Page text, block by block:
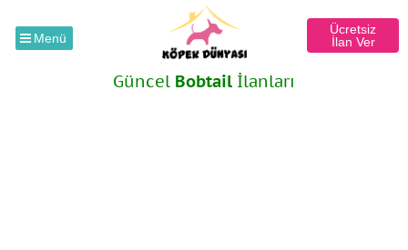
Menü
Ücretsiz
İlan Ver
Güncel Bobtail İlanları